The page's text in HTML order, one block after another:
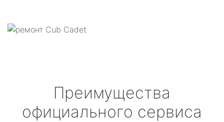
Преимущества
официального сервиса